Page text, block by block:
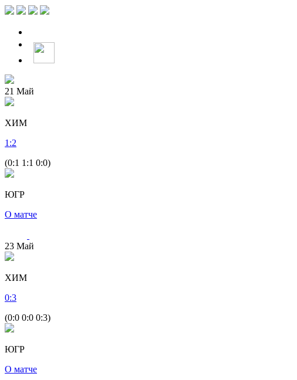
21 Май
ХИМ
1 :2
(0:1 1:1 0:0)
ЮГР
О матче
23 Май
ХИМ
0:3
(0:0 0:0 0:3)
ЮГР
О матче